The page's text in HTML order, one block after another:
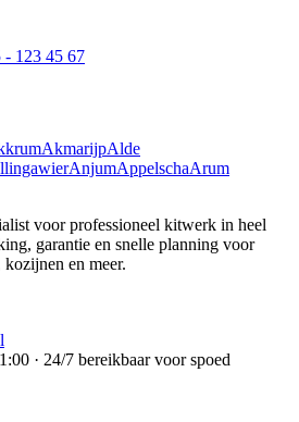
- 123 45 67
AkmarijpAlde
AnjumAppelschaArum
voor professioneel kitwerk in heel
garantie en snelle planning voor
en meer.
· 24/7 bereikbaar voor spoed